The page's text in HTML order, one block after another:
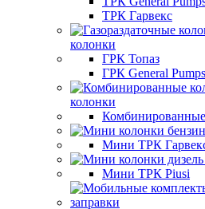
ТРК Гарвекс
колонки
ГРК Топаз
ГРК General Pumps
колонки
Мини ТРК
Мини ТРК Piusi